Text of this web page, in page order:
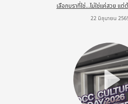
เลือกบราที่ใช่…ไม่ใช่แค่สวย แต่
22 มิถุนายน